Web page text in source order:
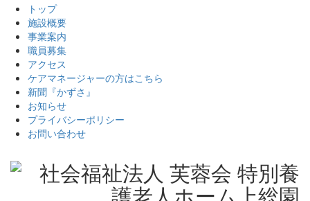
トップ
施設概要
事業案内
職員募集
アクセス
ケアマネージャーの方はこちら
新聞『かずさ』
お知らせ
プライバシーポリシー
お問い合わせ